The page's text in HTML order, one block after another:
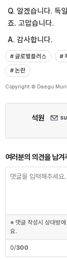
Q. 알겠습니다. 독
죠. 고맙습니다.
A. 감사합니다.
# 글로벌플러스 #
# 논란
Copyright © Daegu
석원
여러분의 의견을 남겨
※ 댓글 작성시 상대방
요.
0/300